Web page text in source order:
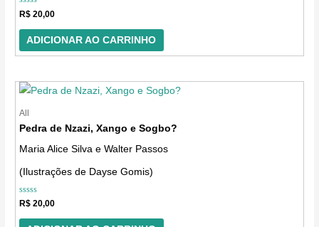
Avaliação
0
de
R$ 20,00
ADICIONAR AO CARRINHO
All
Pedra de Nzazi, Xango e Sogbo?
Maria Alice Silva e Walter Passos
(Ilustrações de Dayse Gomis)
Avaliação
de
R$ 20,00
e
o
a